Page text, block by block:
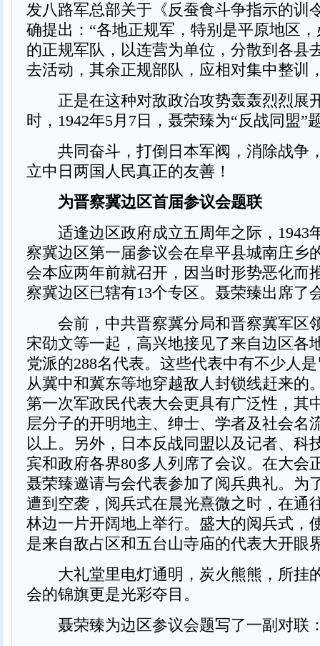
发八路军总部关于《反蚕食斗争指示的训
确提出：“各地正规军，特别是平原地区，
的正规军队，以连营为单位，分散到各县
去活动，其余正规部队，应相对集中整训
正是在这种对敌政治攻势轰轰烈烈展
时，1942年5月7日，聂荣臻为“反战同盟”
共同奋斗，打倒日本军阀，消除战争
立中日两国人民真正的友善！
为晋察冀边区首届参议会题联
适逢边区政府成立五周年之际，1943
察冀边区第一届参议会在阜平县城南庄乡
会本应两年前就召开，因当时形势恶化而
察冀边区已辖有13个专区。聂荣臻出席了
会前，中共晋察冀分局和晋察冀军区
宋劭文等一起，高兴地接见了来自边区各
党派的288名代表。这些代表中有不少人
从冀中和冀东等地穿越敌人封锁线赶来的
第一次军政民代表大会更具有广泛性，其
层分子的开明地主、绅士、学者及社会名
以上。另外，日本反战同盟以及记者、科
宾和政府各界80多人列席了会议。在大会
聂荣臻邀请与会代表参加了阅兵典礼。为
遭到空袭，阅兵式在晨光熹微之时，在通
林边一片开阔地上举行。盛大的阅兵式，
是来自敌占区和五台山寺庙的代表大开眼
大礼堂里电灯通明，炭火熊熊，所挂
会的锦旗更是光彩夺目。
聂荣臻为边区参议会题写了一副对联